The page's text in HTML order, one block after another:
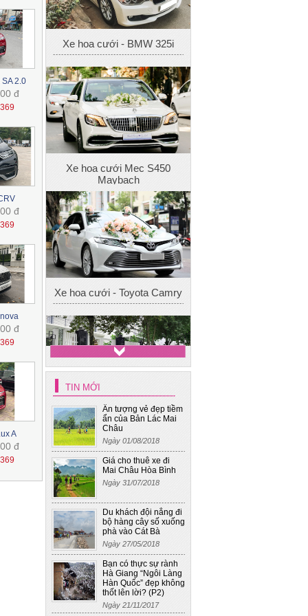
2.0
đ
đ
đ
A
đ
Xe hoa cưới Mec S450
Maybach
Xe hoa cưới - Toyota Camry
Xe hoa cưới - Mec S400
Xe cưới 4
TIN MỚI
Ấn tượng vẻ đẹp tiềm
ẩn của Bản Lác Mai
Châu
Ngày 01/08/2018
Giá cho thuê xe đi
Mai Châu Hòa Bình
Ngày 31/07/2018
Du khách đội nắng đi
bộ hàng cây số xuống
phà vào Cát Bà
Ngày 27/05/2018
Bạn có thực sự rành
Hà Giang “Ngôi Làng
Hàn Quốc” đẹp không
thốt lên lời? (P2)
Ngày 21/11/2017